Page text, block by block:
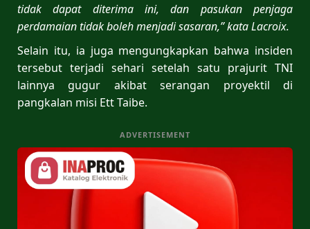
tidak dapat diterima ini, dan pasukan penjaga
perdamaian tidak boleh menjadi sasaran,” kata Lacroix.
Selain itu, ia juga mengungkapkan bahwa insiden
tersebut terjadi sehari setelah satu prajurit TNI
lainnya gugur akibat serangan proyektil di
pangkalan misi Ett Taibe.
ADVERTISEMENT